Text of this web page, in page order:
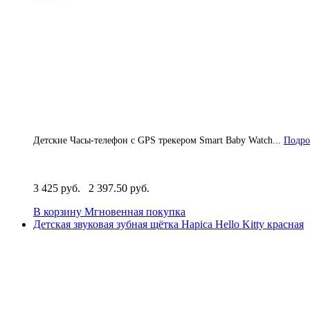
Детские Часы-телефон с GPS трекером Smart Baby Watch...
3 425 руб.
2 397.50 руб.
В корзину Мгновенная покупка
Детская звуковая зубная щётка Hapica Hello Kitty красная